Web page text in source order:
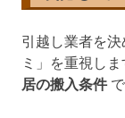
引越し業者を
ミ」を重視し
居の搬入条件で